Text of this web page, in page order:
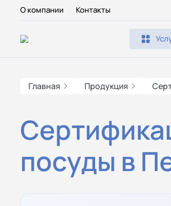
О компании Контакты
Главная Продукция
посуды в